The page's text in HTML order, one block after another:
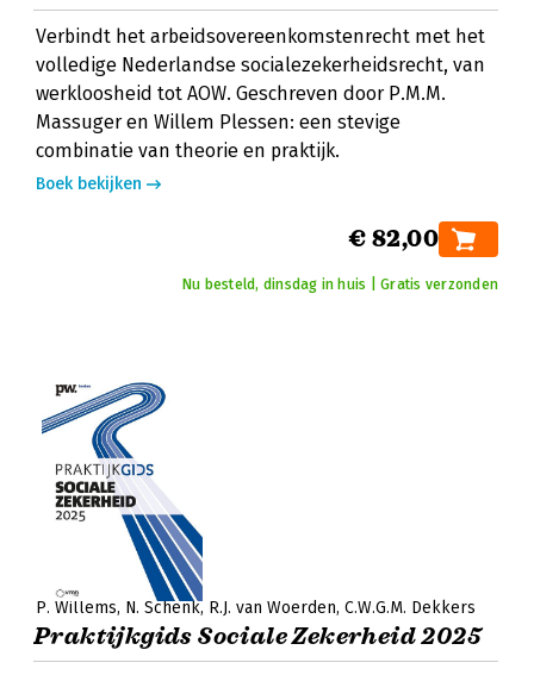
Verbindt het arbeidsovereenkomstenrecht met het
volledige Nederlandse socialezekerheidsrecht, van
werkloosheid tot AOW. Geschreven door P.M.M.
Massuger en Willem Plessen: een stevige
combinatie van theorie en praktijk.
Boek bekijken
€ 82,00
Nu besteld, dinsdag in huis | Gratis verzonden
P. Willems N. Schenk R.J. van Woerden C.W.G.M. Dekkers
Praktijkgids Sociale Zekerheid 2025